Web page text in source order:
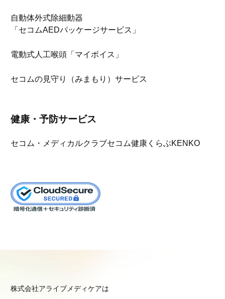
自動体外式除細動器
「セコムAEDパッケージサービス」
電動式人工喉頭「マイボイス」
セコムの見守り（みまもり）サービス
健康・予防サービス
セコム・メディカルクラブセコム健康くらぶKENKO
株式会社アライブメディケアは